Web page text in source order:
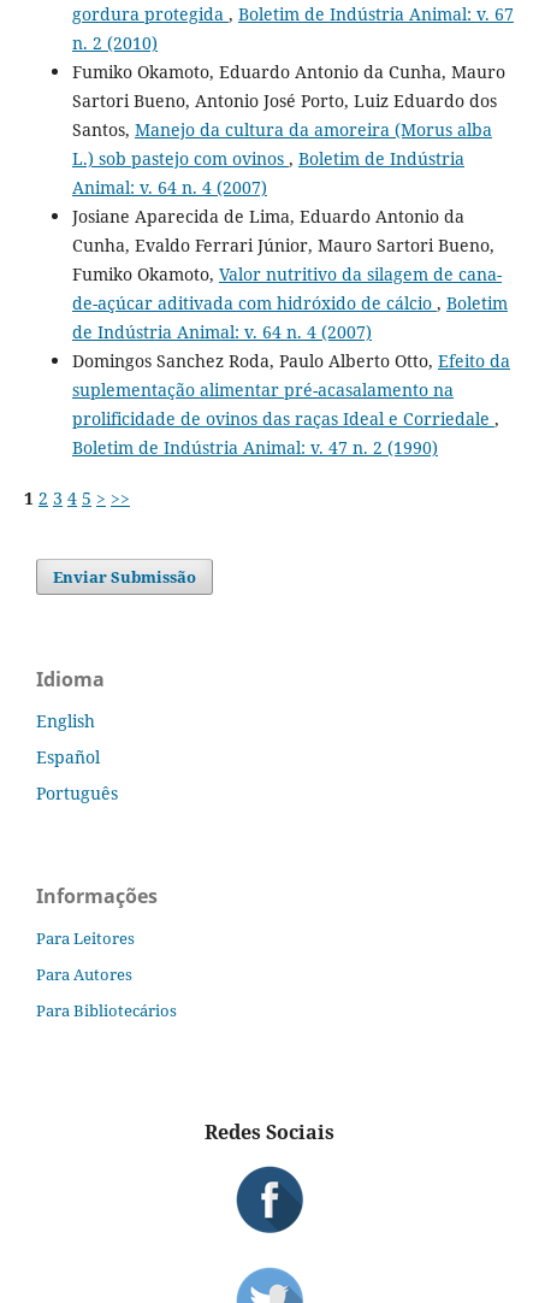
gordura protegida , Boletim de Indústria Animal: v. 67
n. 2 (2010)
Fumiko Okamoto, Eduardo Antonio da Cunha, Mauro
Sartori Bueno, Antonio José Porto, Luiz Eduardo dos
Santos, Manejo da cultura da amoreira (Morus alba
L.) sob pastejo com ovinos , Boletim de Indústria
Animal: v. 64 n. 4 (2007)
Josiane Aparecida de Lima, Eduardo Antonio da
Cunha, Evaldo Ferrari Júnior, Mauro Sartori Bueno,
Fumiko Okamoto, Valor nutritivo da silagem de cana-
de-açúcar aditivada com hidróxido de cálcio , Boletim
de Indústria Animal: v. 64 n. 4 (2007)
Domingos Sanchez Roda, Paulo Alberto Otto, Efeito da
suplementação alimentar pré-acasalamento na
prolificidade de ovinos das raças Ideal e Corriedale ,
Boletim de Indústria Animal: v. 47 n. 2 (1990)
1 2 3 4 5 > >>
Enviar Submissão
Idioma
English
Español
Português
Informações
Para Leitores
Para Autores
Para Bibliotecários
Redes Sociais